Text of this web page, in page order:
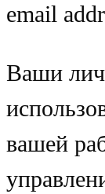
email
Ваши
вашей